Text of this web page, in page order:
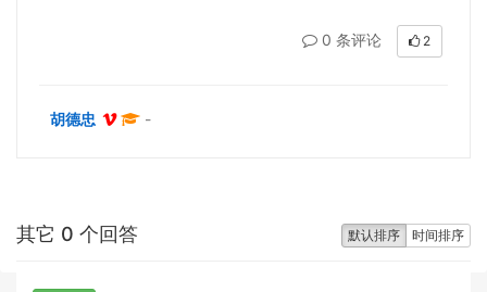
0 条评论 2
胡德忠 -
默认排序 时间排序
其它 0 个回答